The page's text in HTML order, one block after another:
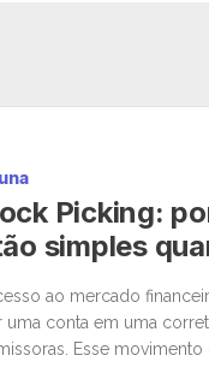
Picking:
simples
ao mercado
uma conta em uma
Esse